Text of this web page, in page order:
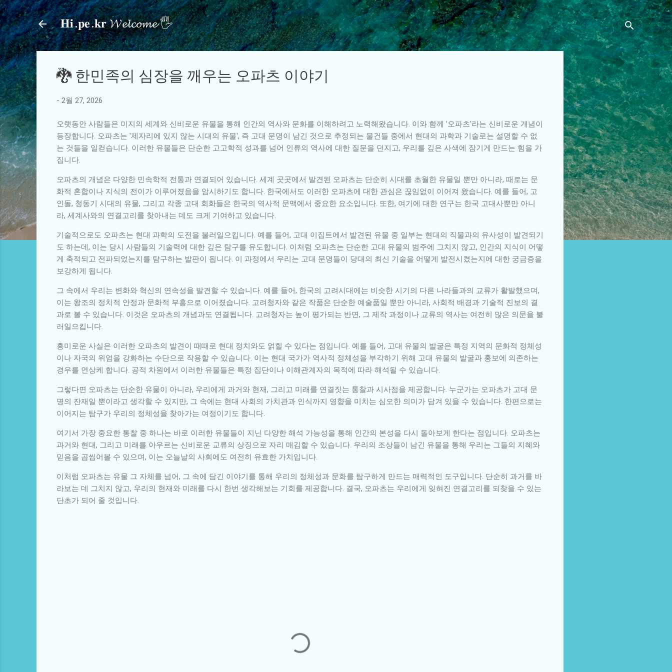
기본 콘텐츠로 건너뛰기
𝐇𝐢.𝐩𝐞.𝐤𝐫 𝓦𝓮𝓵𝓬𝓸𝓶𝓮 🖐
🐉 한민족의 심장을 깨우는 오파츠 이야기
- 2월 27, 2026
오랫동안 사람들은 미지의 세계와 신비로운 유물을 통해 인간의 역사와 문화를 이해하려고 노력해왔습니다. 이와 함께 '오파츠'라는 신비로운 개념이
등장합니다. 오파츠는 '제자리에 있지 않는 시대의 유물', 즉 고대 문명이 남긴 것으로 추정되는 물건들 중에서 현대의 과학과 기술로는 설명할 수 없
는 것들을 일컫습니다. 이러한 유물들은 단순한 고고학적 성과를 넘어 인류의 역사에 대한 질문을 던지고, 우리를 깊은 사색에 잠기게 만드는 힘을 가
집니다.
오파츠의 개념은 다양한 민속학적 전통과 연결되어 있습니다. 세계 곳곳에서 발견된 오파츠는 단순히 시대를 초월한 유물일 뿐만 아니라, 때로는 문
화적 혼합이나 지식의 전이가 이루어졌음을 암시하기도 합니다. 한국에서도 이러한 오파츠에 대한 관심은 끊임없이 이어져 왔습니다. 예를 들어, 고
인돌, 청동기 시대의 유물, 그리고 각종 고대 회화들은 한국의 역사적 문맥에서 중요한 요소입니다. 또한, 여기에 대한 연구는 한국 고대사뿐만 아니
라, 세계사와의 연결고리를 찾아내는 데도 크게 기여하고 있습니다.
기술적으로도 오파츠는 현대 과학의 도전을 불러일으킵니다. 예를 들어, 고대 이집트에서 발견된 유물 중 일부는 현대의 직물과의 유사성이 발견되기
도 하는데, 이는 당시 사람들의 기술력에 대한 깊은 탐구를 유도합니다. 이처럼 오파츠는 단순한 고대 유물의 범주에 그치지 않고, 인간의 지식이 어떻
게 축적되고 전파되었는지를 탐구하는 발판이 됩니다. 이 과정에서 우리는 고대 문명들이 당대의 최신 기술을 어떻게 발전시켰는지에 대한 궁금증을
보강하게 됩니다.
그 속에서 우리는 변화와 혁신의 연속성을 발견할 수 있습니다. 예를 들어, 한국의 고려시대에는 비슷한 시기의 다른 나라들과의 교류가 활발했으며,
이는 왕조의 정치적 안정과 문화적 부흥으로 이어졌습니다. 고려청자와 같은 작품은 단순한 예술품일 뿐만 아니라, 사회적 배경과 기술적 진보의 결
과로 볼 수 있습니다. 이것은 오파츠의 개념과도 연결됩니다. 고려청자는 높이 평가되는 반면, 그 제작 과정이나 교류의 역사는 여전히 많은 의문을 불
러일으킵니다.
흥미로운 사실은 이러한 오파츠의 발견이 때때로 현대 정치와도 얽힐 수 있다는 점입니다. 예를 들어, 고대 유물의 발굴은 특정 지역의 문화적 정체성
이나 자국의 위엄을 강화하는 수단으로 작용할 수 있습니다. 이는 현대 국가가 역사적 정체성을 부각하기 위해 고대 유물의 발굴과 홍보에 의존하는
경우를 연상케 합니다. 공적 차원에서 이러한 유물들은 특정 집단이나 이해관계자의 목적에 따라 해석될 수 있습니다.
그렇다면 오파츠는 단순한 유물이 아니라, 우리에게 과거와 현재, 그리고 미래를 연결짓는 통찰과 시사점을 제공합니다. 누군가는 오파츠가 고대 문
명의 잔재일 뿐이라고 생각할 수 있지만, 그 속에는 현대 사회의 가치관과 인식까지 영향을 미치는 심오한 의미가 담겨 있을 수 있습니다. 한편으로는
이어지는 탐구가 우리의 정체성을 찾아가는 여정이기도 합니다.
여기서 가장 중요한 통찰 중 하나는 바로 이러한 유물들이 지닌 다양한 해석 가능성을 통해 인간의 본성을 다시 돌아보게 한다는 점입니다. 오파츠는
과거와 현대, 그리고 미래를 아우르는 신비로운 교류의 상징으로 자리 매김할 수 있습니다. 우리의 조상들이 남긴 유물을 통해 우리는 그들의 지혜와
믿음을 곱씹어볼 수 있으며, 이는 오늘날의 사회에도 여전히 유효한 가치입니다.
이처럼 오파츠는 유물 그 자체를 넘어, 그 속에 담긴 이야기를 통해 우리의 정체성과 문화를 탐구하게 만드는 매력적인 도구입니다. 단순히 과거를 바
라보는 데 그치지 않고, 우리의 현재와 미래를 다시 한번 생각해보는 기회를 제공합니다. 결국, 오파츠는 우리에게 잊혀진 연결고리를 되찾을 수 있는
단초가 되어 줄 것입니다.